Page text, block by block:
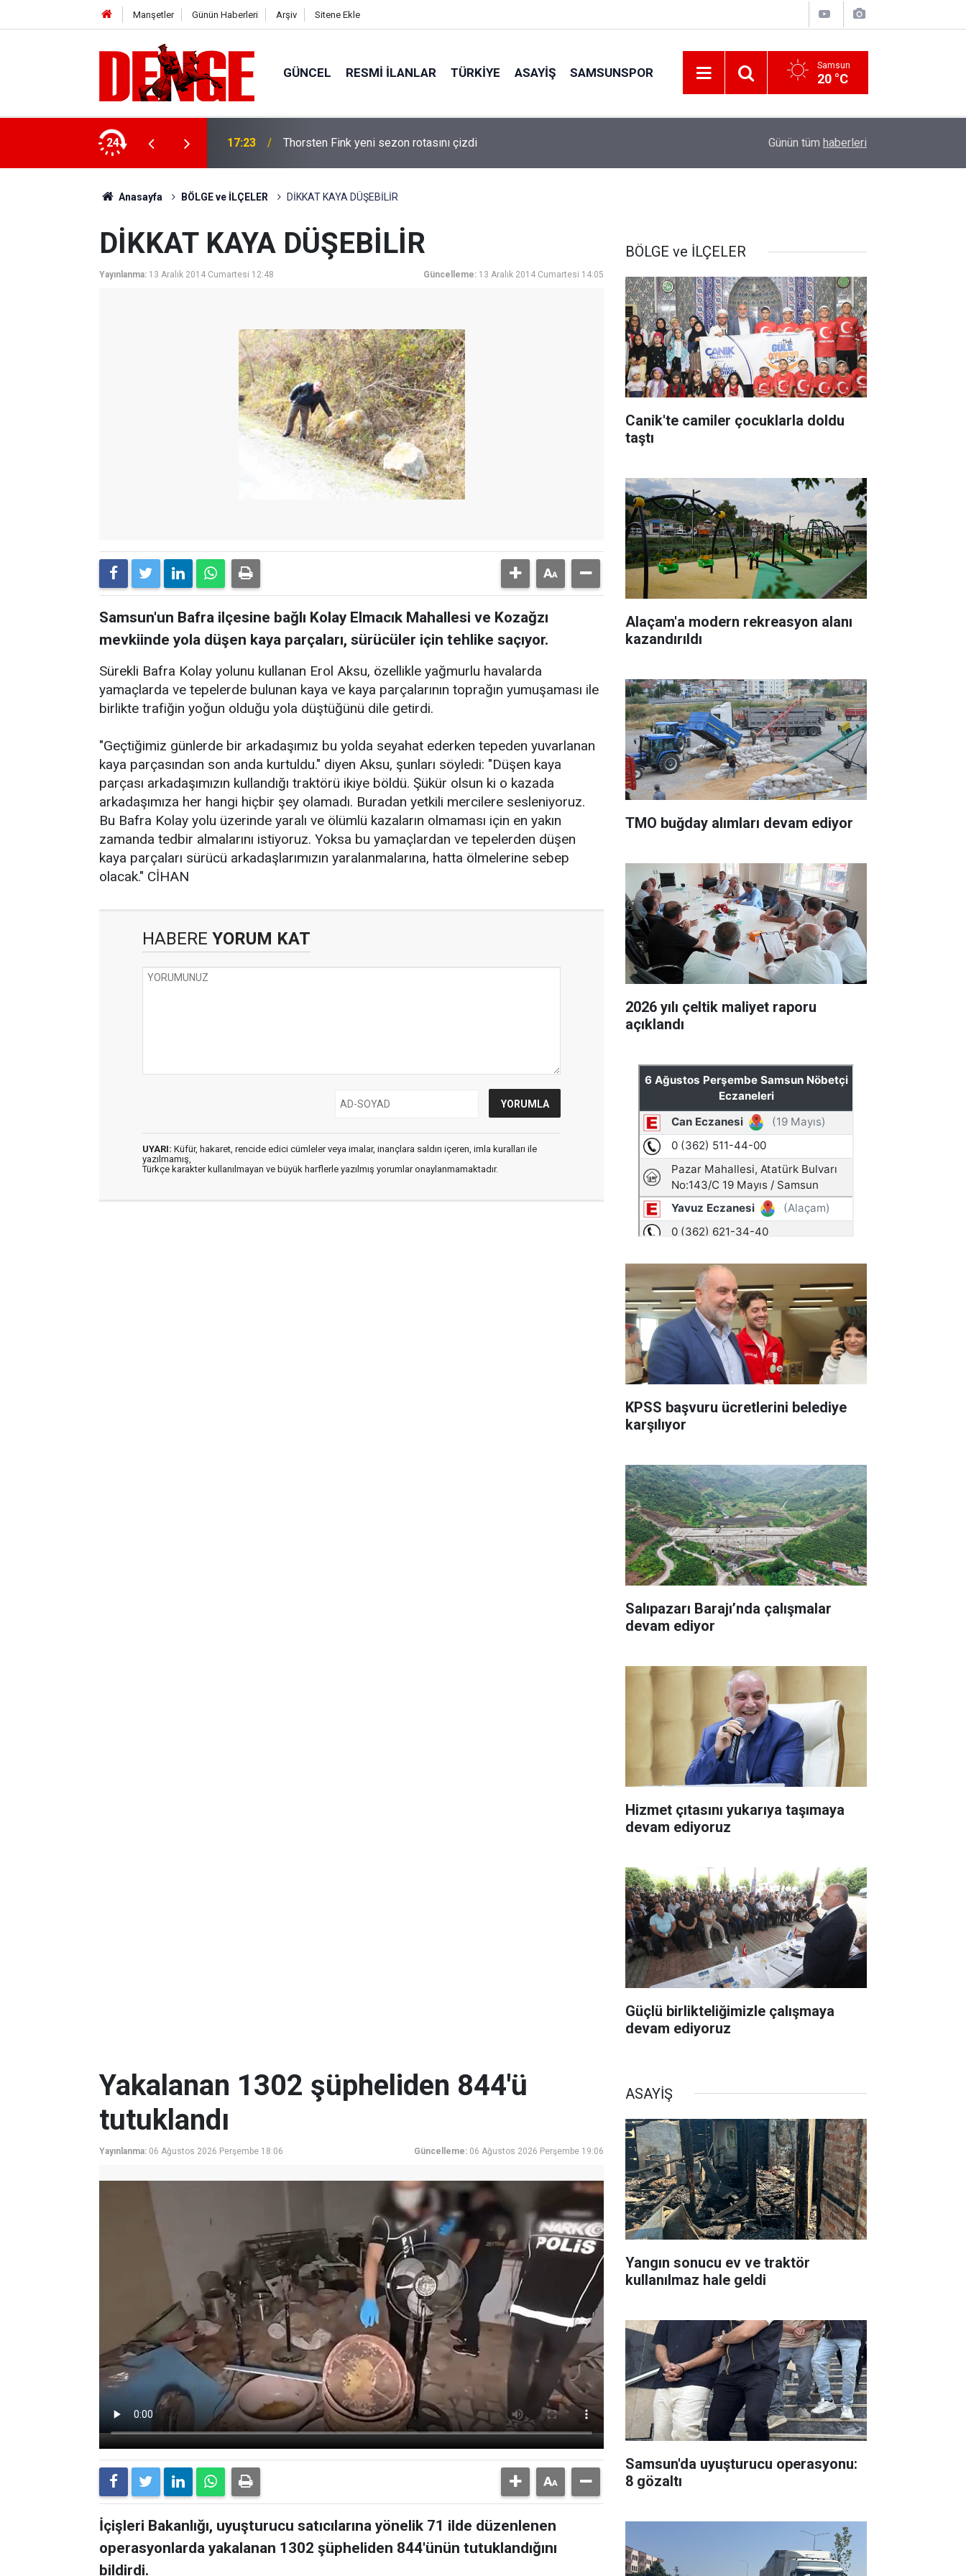
Manşetler Günün Haberleri Arşiv Sitene Ekle
GÜNCEL RESMI İLANLAR TÜRKİYE ASAYİŞ SAMSUNSPOR Samsun
20 °C
24 17:23 Thorsten Fink yeni sezon rotasını çizdi Vatandaşlar evlerinden danışmanlık hizmeti
Günün tüm haberleri
Anasayfa BÖLGE ve İLÇELER DİKKAT KAYA DÜŞEBİLİR
DİKKAT KAYA DÜŞEBİLİR
Yayınlanma: 13 Aralık 2014 Cumartesi 12:48 Güncelleme: 13 Aralık 2014 Cumartesi 14:05
Samsun'un Bafra ilçesine bağlı Kolay Elmacık Mahallesi ve Kozağzı
mevkiinde yola düşen kaya parçaları, sürücüler için tehlike saçıyor.
Sürekli Bafra Kolay yolunu kullanan Erol Aksu, özellikle yağmurlu havalarda
yamaçlarda ve tepelerde bulunan kaya ve kaya parçalarının toprağın yumuşaması ile
birlikte trafiğin yoğun olduğu yola düştüğünü dile getirdi.
"Geçtiğimiz günlerde bir arkadaşımız bu yolda seyahat ederken tepeden yuvarlanan
kaya parçasından son anda kurtuldu." diyen Aksu, şunları söyledi: "Düşen kaya
parçası arkadaşımızın kullandığı traktörü ikiye böldü. Şükür olsun ki o kazada
arkadaşımıza her hangi hiçbir şey olamadı. Buradan yetkili mercilere sesleniyoruz.
Bu Bafra Kolay yolu üzerinde yaralı ve ölümlü kazaların olmaması için en yakın
zamanda tedbir almalarını istiyoruz. Yoksa bu yamaçlardan ve tepelerden düşen
kaya parçaları sürücü arkadaşlarımızın yaralanmalarına, hatta ölmelerine sebep
olacak." CİHAN
HABERE YORUM KAT
UYARI: Küfür, hakaret, rencide edici cümleler veya imalar, inançlara saldırı içeren, imla kuralları ile
yazılmamış,
Türkçe karakter kullanılmayan ve büyük harflerle yazılmış yorumlar onaylanmamaktadır.
BÖLGE ve İLÇELER
Canik'te camiler çocuklarla doldu
taştı
Alaçam'a modern rekreasyon alanı
kazandırıldı
TMO buğday alımları devam ediyor
2026 yılı çeltik maliyet raporu
açıklandı
KPSS başvuru ücretlerini belediye
karşılıyor
Salıpazarı Barajı’nda çalışmalar
devam ediyor
Hizmet çıtasını yukarıya taşımaya
devam ediyoruz
Güçlü birlikteliğimizle çalışmaya
devam ediyoruz
Yakalanan 1302 şüpheliden 844'ü
tutuklandı
Yayınlanma: 06 Ağustos 2026 Perşembe 18:06 Güncelleme: 06 Ağustos 2026 Perşembe 19:06
İçişleri Bakanlığı, uyuşturucu satıcılarına yönelik 71 ilde düzenlenen
operasyonlarda yakalanan 1302 şüpheliden 844'ünün tutuklandığını
bildirdi.
ASAYİŞ
Yangın sonucu ev ve traktör
kullanılmaz hale geldi
Samsun'da uyuşturucu operasyonu:
8 gözaltı